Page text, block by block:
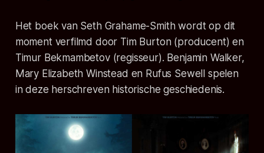
Het boek van Seth Grahame-Smith wordt op dit
moment verfilmd door Tim Burton (producent) en
Timur Bekmambetov (regisseur). Benjamin Walker,
Mary Elizabeth Winstead en Rufus Sewell spelen
in deze herschreven historische geschiedenis.